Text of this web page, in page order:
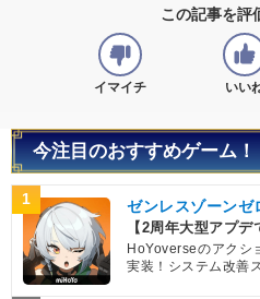
この記事を評
イマイチ いい
今注目のおすすめゲーム！
1 ゼンレスゾーンゼ
【2周年大型アプデ
HoYoverseのアクシ
実装！システム改善